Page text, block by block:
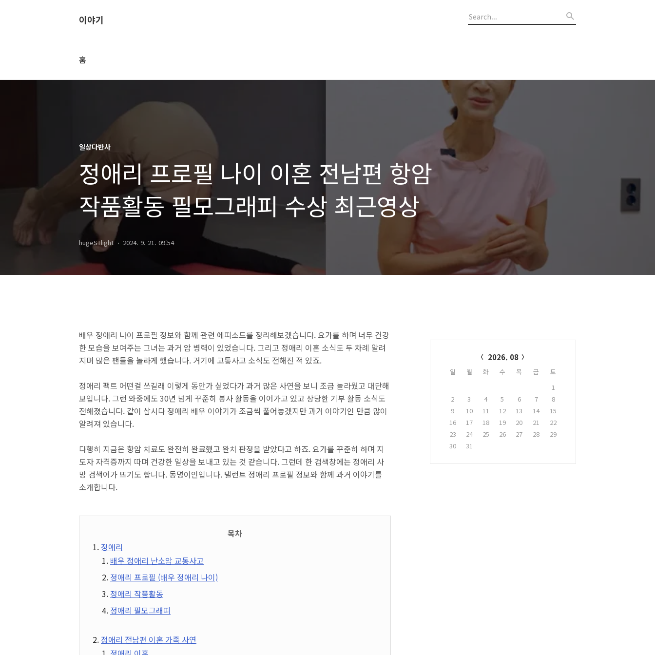
이야기
홈
일상다반사
정애리 프로필 나이 이혼 전남편 항암
작품활동 필모그래피 수상 최근영상
hugeSTlight 2024. 9. 21. 09:54
배우 정애리 나이 프로필 정보와 함께 관련 에피소드를 정리해보겠습니다. 요가를 하며 너무 건강
한 모습을 보여주는 그녀는 과거 암 병력이 있었습니다. 그리고 정애리 이혼 소식도 두 차례 알려
지며 많은 팬들을 놀라게 했습니다. 거기에 교통사고 소식도 전해진 적 있죠.
정애리 팩트 어떤걸 쓰길래 이렇게 동안가 싶었다가 과거 많은 사연을 보니 조금 놀라웠고 대단해
보입니다. 그런 와중에도 30년 넘게 꾸준히 봉사 활동을 이어가고 있고 상당한 기부 활동 소식도
전해졌습니다. 같이 삽시다 정애리 배우 이야기가 조금씩 풀어놓겠지만 과거 이야기인 만큼 많이
알려져 있습니다.
다행히 지금은 항암 치료도 완전히 완료했고 완치 판정을 받았다고 하죠. 요가를 꾸준히 하며 지
도자 자격증까지 따며 건강한 일상을 보내고 있는 것 같습니다. 그런데 한 검색창에는 정애리 사
망 검색어가 뜨기도 합니다. 동명이인입니다. 탤런트 정애리 프로필 정보와 함께 과거 이야기를
소개합니다.
목차
정애리
배우 정애리 난소암 교통사고
정애리 프로필 (배우 정애리 나이)
정애리 작품활동
정애리 필모그래피
정애리 전남편 이혼 가족 사연
2026. 08
일 월 화 수 목 금
토
1
2
3 4 5 6 7
8
9
10 11 12 13 14
15
16
17 18 19 20 21
22
23
24 25 26 27 28
29
30
31